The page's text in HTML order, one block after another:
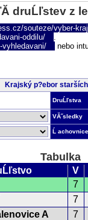
druĹľstev z
souteze/vyber-
oddilu/
.
vyhledavani/ nebo
Krajský p?ebor
DruĹľstva
VĂ˝sledky
Ĺ achovnice
Tabulka
V
7
7
A 7